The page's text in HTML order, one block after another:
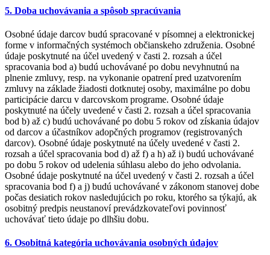
5. Doba uchovávania a spôsob spracúvania
Osobné údaje darcov budú spracované v písomnej a elektronickej
forme v informačných systémoch občianskeho združenia. Osobné
údaje poskytnuté na účel uvedený v časti 2. rozsah a účel
spracovania bod a) budú uchovávané po dobu nevyhnutnú na
plnenie zmluvy, resp. na vykonanie opatrení pred uzatvorením
zmluvy na základe žiadosti dotknutej osoby, maximálne po dobu
participácie darcu v darcovskom programe. Osobné údaje
poskytnuté na účely uvedené v časti 2. rozsah a účel spracovania
bod b) až c) budú uchovávané po dobu 5 rokov od získania údajov
od darcov a účastníkov adopčných programov (registrovaných
darcov). Osobné údaje poskytnuté na účely uvedené v časti 2.
rozsah a účel spracovania bod d) až f) a h) až i) budú uchovávané
po dobu 5 rokov od udelenia súhlasu alebo do jeho odvolania.
Osobné údaje poskytnuté na účel uvedený v časti 2. rozsah a účel
spracovania bod f) a j) budú uchovávané v zákonom stanovej dobe
počas desiatich rokov nasledujúcich po roku, ktorého sa týkajú, ak
osobitný predpis neustanoví prevádzkovateľovi povinnosť
uchovávať tieto údaje po dlhšiu dobu.
6. Osobitná kategória uchovávania osobných údajov